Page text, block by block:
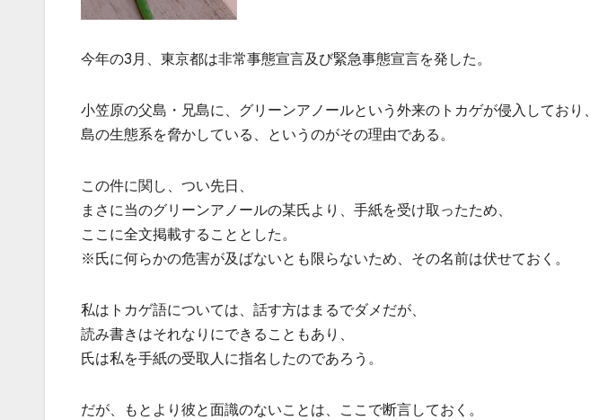
今年の3月、東京都は非常事態宣言及び緊急事態宣言を発した。
小笠原の父島・兄島に、グリーンアノールという外来のトカゲが侵入しており、
島の生態系を脅かしている、というのがその理由である。
この件に関し、つい先日、
まさに当のグリーンアノールの某氏より、手紙を受け取ったため、
ここに全文掲載することとした。
※氏に何らかの危害が及ばないとも限らないため、その名前は伏せておく。
私はトカゲ語については、話す方はまるでダメだが、
読み書きはそれなりにできることもあり、
氏は私を手紙の受取人に指名したのであろう。
だが、もとより彼と面識のないことは、ここで断言しておく。